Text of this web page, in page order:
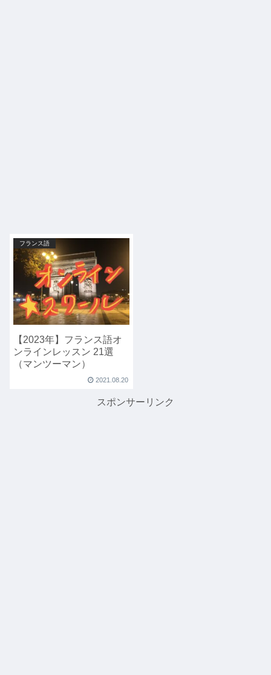
フランス語
【2023年】フランス語オ
ンラインレッスン 21選
（マンツーマン）
2021.08.20
スポンサーリンク